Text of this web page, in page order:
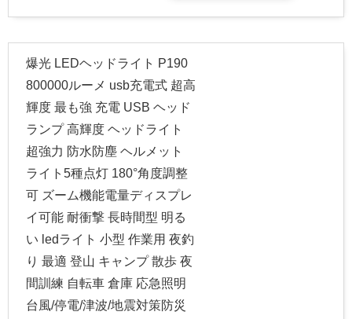
爆光 LEDヘッドライト P190
800000ルーメ usb充電式 超高
輝度 最も強 充電 USB ヘッド
ランプ 高輝度 ヘッドライト
超強力 防水防塵 ヘルメット
ライト5種点灯 180°角度調整
可 ズーム機能電量ディスプレ
イ可能 耐衝撃 長時間型 明る
い ledライト 小型 作業用 夜釣
り 最適 登山 キャンプ 散歩 夜
間訓練 自転車 倉庫 応急照明
台風/停電/津波/地震対策防災